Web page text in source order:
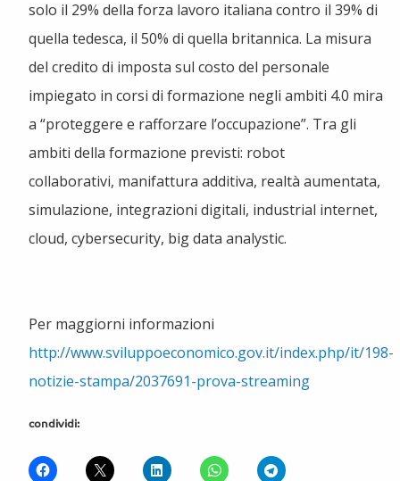
solo il 29% della forza lavoro italiana contro il 39% di
quella tedesca, il 50% di quella britannica. La misura
del credito di imposta sul costo del personale
impiegato in corsi di formazione negli ambiti 4.0 mira
a “proteggere e rafforzare l’occupazione”. Tra gli
ambiti della formazione previsti: robot
collaborativi, manifattura additiva, realtà aumentata,
simulazione, integrazioni digitali, industrial internet,
cloud, cybersecurity, big data analystic.
Per maggiorni informazioni
http://www.sviluppoeconomico.gov.it/index.php/it/198-
notizie-stampa/2037691-prova-streaming
condividi: